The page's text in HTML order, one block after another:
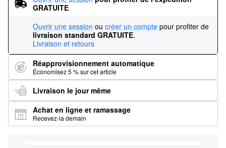
GRATUITE
Ouvrir une session ou créer un compte pour profiter de
livraison standard GRATUITE.
Livraison et retours
Réapprovisionnement automatique
Économisez 5 % sur cet article
Livraison le jour même
Achat en ligne et ramassage
Recevez-la demain